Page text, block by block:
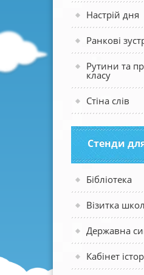
Настрій дня
Ранкові
Рутини та
класу
Стіна слів
Стенди
Бібліотека
Візитка
Державна
Кабінет